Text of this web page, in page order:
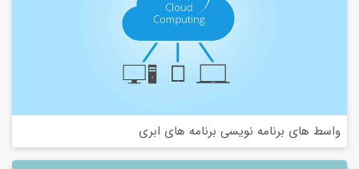
واسط های برنامه نویسی برنامه های ابری